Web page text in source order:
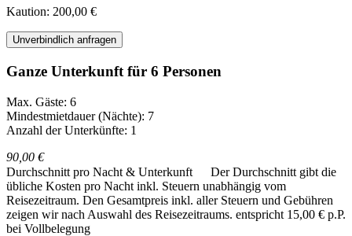
Kaution: 200,00 €
Unverbindlich anfragen
Ganze Unterkunft für 6 Personen
Max. Gäste: 6
Mindestmietdauer (Nächte): 7
Anzahl der Unterkünfte: 1
90,00 €
Durchschnitt pro Nacht & Unterkunft
Der Durchschnitt gibt die
übliche Kosten pro Nacht inkl. Steuern unabhängig vom
Reisezeitraum. Den Gesamtpreis inkl. aller Steuern und Gebühren
zeigen wir nach Auswahl des Reisezeitraums. entspricht 15,00 € p.P.
bei Vollbelegung